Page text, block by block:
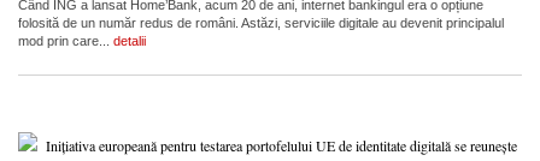
Când ING a lansat Home’Bank, acum 20 de ani, internet bankingul era o opțiune
folosită de un număr redus de români. Astăzi, serviciile digitale au devenit principalul
mod prin care... detalii
Inițiativa europeană pentru testarea portofelului UE de identitate digitală se reunește